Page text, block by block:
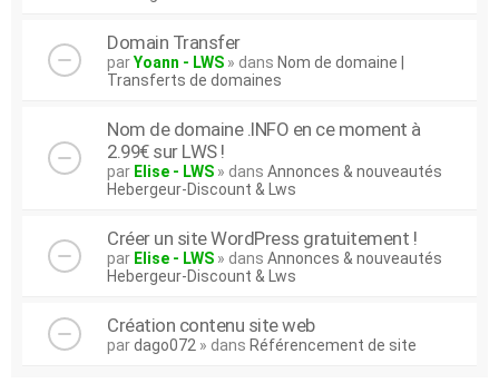
Domain Transfer
parYoann - LWS » dans Nom de domaine |
Transferts de domaines
Nom de domaine .INFO en ce moment à
2.99€ sur LWS !
par Elise - LWS » dans Annonces & nouveautés
Hebergeur-Discount & Lws
Créer un site WordPress gratuitement !
par Elise - LWS » dans Annonces & nouveautés
Hebergeur-Discount & Lws
Création contenu site web
pardago072 » dans Référencement de site